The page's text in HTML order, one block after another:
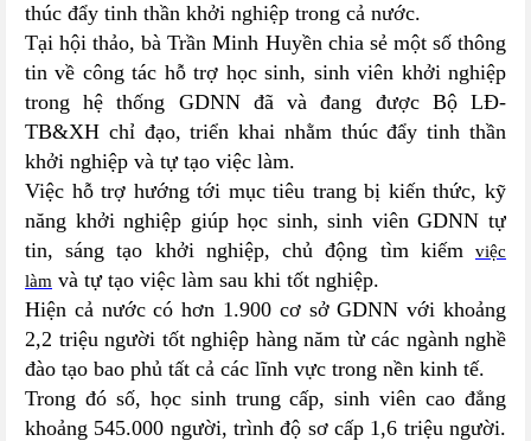
thúc đẩy tinh thần khởi nghiệp trong cả nước.
Tại hội thảo, bà Trần Minh Huyền chia sẻ một số thông
tin về công tác hỗ trợ học sinh, sinh viên khởi nghiệp
trong hệ thống GDNN đã và đang được Bộ LĐ-
TB&XH chỉ đạo, triển khai nhằm thúc đẩy tinh thần
khởi nghiệp và tự tạo việc làm.
Việc hỗ trợ hướng tới mục tiêu trang bị kiến thức, kỹ
năng khởi nghiệp giúp học sinh, sinh viên GDNN tự
tin, sáng tạo khởi nghiệp, chủ động tìm kiếm
việc
làm và tự tạo việc làm sau khi tốt nghiệp.
Hiện cả nước có hơn 1.900 cơ sở GDNN với khoảng
2,2 triệu người tốt nghiệp hàng năm từ các ngành nghề
đào tạo bao phủ tất cả các lĩnh vực trong nền kinh tế.
Trong đó số, học sinh trung cấp, sinh viên cao đẳng
khoảng 545.000 người, trình độ sơ cấp 1,6 triệu người.